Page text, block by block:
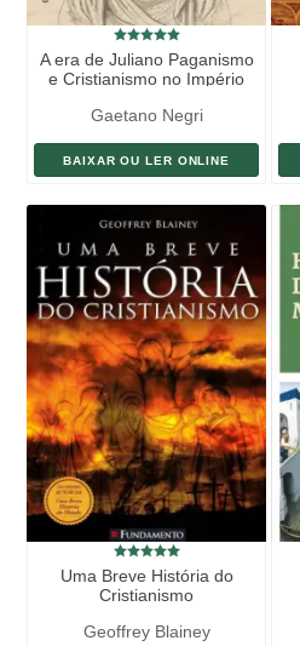
A era de Juliano Paganismo
e Cristianismo no Império
Gaetano Negri
BAIXAR OU LER ONLINE
Uma Breve História do
Cristianismo
Geoffrey Blainey